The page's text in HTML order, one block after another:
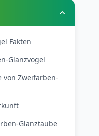
Fakten
Glanzvogel
von Zweifarben-
Glanztaube